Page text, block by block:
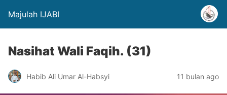
Majulah IJABI
Nasihat Wali Faqih. (31)
Habib Ali Umar Al-Habsyi 11 bulan ago